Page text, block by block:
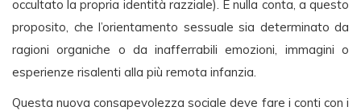
occultato la propria identità razziale). E nulla conta, a questo
proposito, che l’orientamento sessuale sia determinato da
ragioni organiche o da inafferrabili emozioni, immagini o
esperienze risalenti alla più remota infanzia.
Questa nuova consapevolezza sociale deve fare i conti con i